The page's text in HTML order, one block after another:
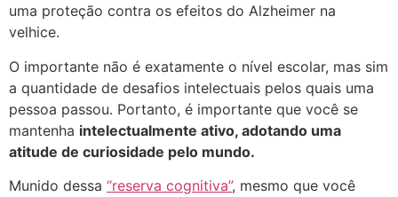
uma proteção contra os efeitos do Alzheimer na
velhice.
O importante não é exatamente o nível escolar, mas sim
a quantidade de desafios intelectuais pelos quais uma
pessoa passou. Portanto, é importante que você se
mantenha intelectualmente ativo, adotando uma
atitude de curiosidade pelo mundo.
Munido dessa “reserva cognitiva”, mesmo que você